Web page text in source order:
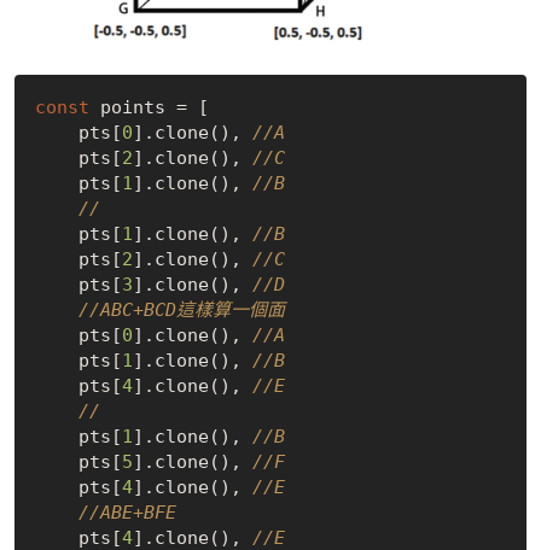
const points = [
    pts[
0].clone(), //A
    pts[
2].clone(), //C
    pts[
1].clone(), //B
//
    pts[
1].clone(), //B
    pts[
2].clone(), //C
    pts[
3].clone(), //D
//ABC+BCD這樣算一個面
    pts[
0].clone(), //A
    pts[
1].clone(), //B
    pts[
4].clone(), //E
//
    pts[
1].clone(), //B
    pts[
5].clone(), //F
    pts[
4].clone(), //E
//ABE+BFE
    pts[
4].clone(), //E